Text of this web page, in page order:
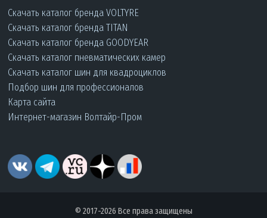
Скачать каталог бренда VOLTYRE
Скачать каталог бренда TITAN
Скачать каталог бренда GOODYEAR
Скачать каталог пневматических камер
Скачать каталог шин для квадроциклов
Подбор шин для профессионалов
Карта сайта
Интернет-магазин Волтайр-Пром
© 2017-2026 Все права защищены